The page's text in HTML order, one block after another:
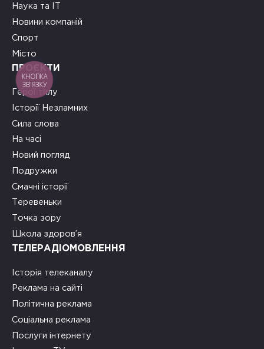
Наука та ІТ
Новини компаній
Спорт
Місто
ПРОЄКТИ
Герої тилу
Історії Незламних
Сила слова
На часі
Новий погляд
Подружки
Смачні історії
Теревеньки
Точка зору
Школа здоров’я
ТЕЛЕРАДІОМОВЛЕННЯ
Історія телеканалу
Реклама на сайті
Політична реклама
Соціальна реклама
Послуги інтернету
КНОПКА
ЗВ'ЯЗКУ